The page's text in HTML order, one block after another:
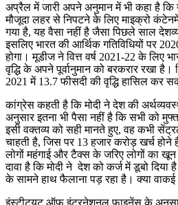
अप्रैल में जारी अपने अनुमान में भी कहा है
मौजूदा लहर से निपटने के लिए माइक्रो
गया है, यह वैसा नहीं है जैसा पिछले साल
इसलिए भारत की आर्थिक गतिविधियों पर
होगा। मूडीज ने वित्त वर्ष 2021-22 के लिए
वृद्धि के अपने पूर्वानुमान को बरकरार रखा है।
2021 में 13.7 फीसदी की वृद्धि हासिल कर
कांग्रेस कहती है कि मोदी ने देश की
अनुसार इतना भी पैसा नहीं है कि सभी को
इसी वक्तव्य को सही मानते हुए, वह कभी
चाहती है, जिस पर 13 हजार करोड़ खर्च
लोगों महंगाई और टैक्स के जरिए लोगों का
दावा है कि मोदी ने देश को कर्ज में डूबो
के सामने हाथ फैलाना पड़ रहा है। क्या
इंस्टीट्यूट ऑफ इंटरनेशनल फाइनेंस के